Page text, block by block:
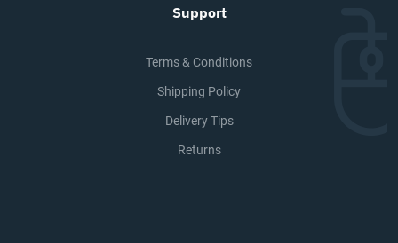
Support
Terms & Conditions
Shipping Policy
Delivery Tips
Returns